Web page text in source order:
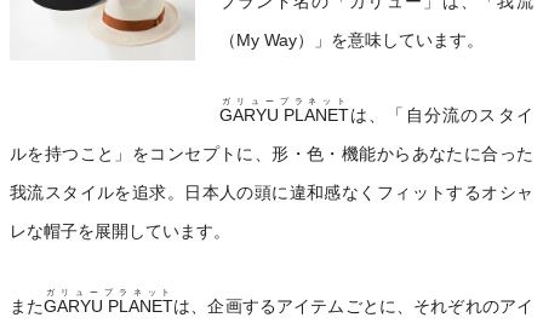
（My Way）」を意味しています。
GARYU PLANET
ガリュープラネット
は、「自分流のスタイ
ルを持つこと」をコンセプトに、形・色・機能からあなたに合った
我流スタイルを追求。日本人の頭に違和感なくフィットするオシャ
レな帽子を展開しています。
またGARYU PLANET
ガリュープラネット
は、企画するアイテムごとに、それぞれのアイ